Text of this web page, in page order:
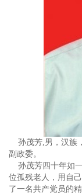
孙茂芳,男，汉族
副政委。
孙茂芳四十年如
位孤残老人，用自
了一名共产党员的精